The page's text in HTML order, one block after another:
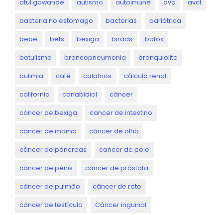
atul gawande autismo autoimune avc avct
bacteria no estomago bacterias bariátrica
bebê bets bexiga birads botox
botulismo broncopneumonia bronquiolite
bulimia café calafrios cálculo renal
california canabidiol câncer
câncer de bexiga cancer de intestino
câncer de mama câncer de olho
câncer de pâncreas cancer de pele
câncer de pênis câncer de próstata
câncer de pulmão câncer de reto
câncer de testículo Câncer inguinal